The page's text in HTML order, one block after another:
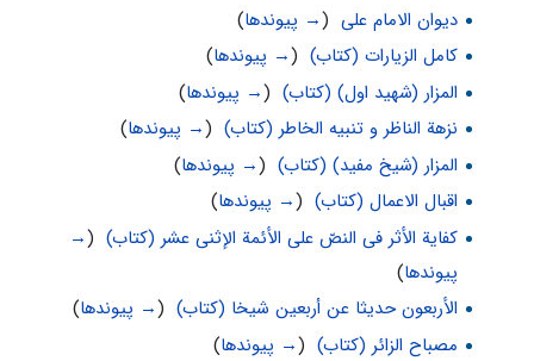
دیوان الامام على‏
(→ پیوندها)
کامل الزیارات (کتاب)‏
(→ پیوندها)
المزار (شهید اول) (کتاب)‏
(→ پیوندها)
نزهة الناظر و تنبیه الخاطر (کتاب)‏
(→ پیوندها)
المزار (شیخ مفید) (کتاب)‏
(→ پیوندها)
اقبال الاعمال (کتاب)‏
(→ پیوندها)
کفایة الأثر فی النصّ علی الأئمة الإثنی عشر (کتاب)‏
(
→
پیوندها)
الأربعون حدیثا عن أربعین شیخا (کتاب)‏
(→ پیوندها)
مصباح الزائر (کتاب)‏
(→ پیوندها)